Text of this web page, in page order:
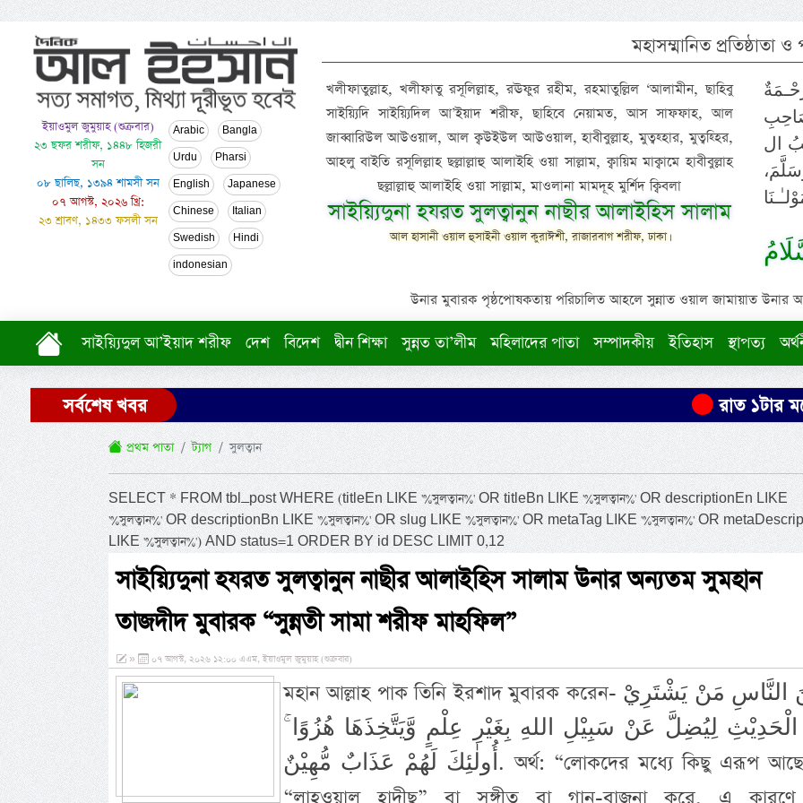
ইয়াওমুল জুমুয়াহ (শুক্রবার)
২৩ ছফর শরীফ, ১৪৪৮ হিজরী
সন
০৮ ছালিছ, ১৩৯৪ শামসী সন
০৭ আগস্ট, ২০২৬ খ্রি:
২৩ শ্রাবণ, ১৪৩৩ ফসলী সন
Arabic Bangla
Urdu Pharsi
English Japanese
Chinese Italian
Swedish Hindi
indonesian
মহাসম্মানিত প্রতিষ্ঠাতা
খলীফাতুল্লাহ, খলীফাতু রসূলিল্লাহ, রঊফুর রহীম, রহমাতুল্লিল ‘আলামীন, ছাহিবু
সাইয়্যিদি সাইয়্যিদিল আ’ইয়াদ শরীফ, ছাহিবে নেয়ামত, আস সাফফাহ, আল
জাব্বারিউল আউওয়াল, আল ক্বউইউল আউওয়াল, হাবীবুল্লাহ, মুত্বহ্হার, মুত্বহ্হির,
আহলু বাইতি রসূলিল্লাহ ছল্লাল্লাহু আলাইহি ওয়া সাল্লাম, ক্বায়িম মাক্বামে হাবীবুল্লাহ
ছল্লাল্লাহু আলাইহি ওয়া সাল্লাম, মাওলানা মামদূহ মুর্শিদ ক্বিবলা
সাইয়্যিদুনা হযরত সুলত্বানুন নাছীর আলাইহিস সালাম
আল হাসানী ওয়াল হুসাইনী ওয়াল কুরাঈশী, রাজারবাগ শরীফ, ঢাকা।
ال
উনার মুবারক পৃষ্ঠপোষকতায় পরিচালিত আহলে সুন্নাত ওয়াল জামায়াত উনার
সাইয়্যিদুল আ’ইয়াদ শরীফ দেশ বিদেশ দ্বীন শিক্ষা সুন্নত তা’লীম মহিলাদের পাতা সম্পাদকীয় ইতিহাস স্থাপত্য
সর্বশেষ খবর রাত ১টার মধ্যে
প্রথম পাতা ট্যাগ সুলত্বান
SELECT * FROM tbl_post WHERE (titleEn LIKE '%সুলত্বান%' OR titleBn LIKE '%সুলত্বান%' OR descriptionEn LIKE
'%সুলত্বান%' OR descriptionBn LIKE '%সুলত্বান%' OR slug LIKE '%সুলত্বান%' OR metaTag LIKE '%সুলত্বান%' OR
LIKE '%সুলত্বান%') AND status=1 ORDER BY id DESC LIMIT 0,12
সাইয়্যিদুনা হযরত সুলত্বানুন নাছীর আলাইহিস সালাম উনার অন্যতম সুমহান
তাজদীদ মুবারক “সুন্নতী সামা শরীফ মাহফিল”
» ০৭ আগস্ট, ২০২৬ ১২:০০ এএম, ইয়াওমুল জুমুয়াহ (শুক্রবার)
মহান আল্লাহ পাক তিনি ইরশাদ মুবারক করেন- وَمِنَ النَّاسِ مَنْ يَشْتَرِيْ
الْحَدِيْثِ لِيُضِلَّ عَنْ سَبِيْلِ اللهِ بِغَيْرِ عِلْمٍ وَّيَتَّخِذَهَا هُزُوًا
أُولٰئِكَ لَهُمْ عَذَابٌ مُّهِيْنٌ. অর্থ: “লোকদের মধ্যে কিছু এরূপ আছে যে,